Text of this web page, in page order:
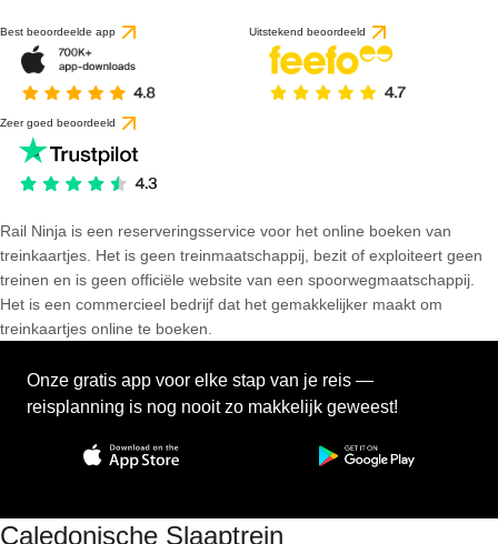
Best beoordeelde app Uitstekend beoordeeld
Zeer goed beoordeeld
Rail Ninja is een reserveringsservice voor het online boeken van
treinkaartjes. Het is geen treinmaatschappij, bezit of exploiteert geen
treinen en is geen officiële website van een spoorwegmaatschappij.
Het is een commercieel bedrijf dat het gemakkelijker maakt om
treinkaartjes online te boeken.
Onze gratis app voor elke stap van je reis —
reisplanning is nog nooit zo makkelijk geweest!
Caledonische Slaaptrein